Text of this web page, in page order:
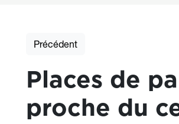
Précédent
Places de
proche du